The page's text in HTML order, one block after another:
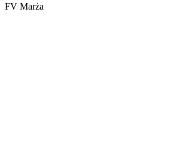
FV Marża